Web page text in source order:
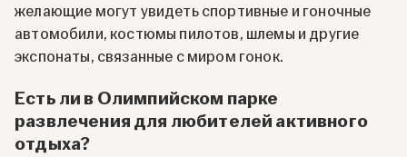
желающие могут увидеть спортивные и гоночные
автомобили, костюмы пилотов, шлемы и другие
экспонаты, связанные с миром гонок.
Есть ли в Олимпийском парке
развлечения для любителей активного
отдыха?